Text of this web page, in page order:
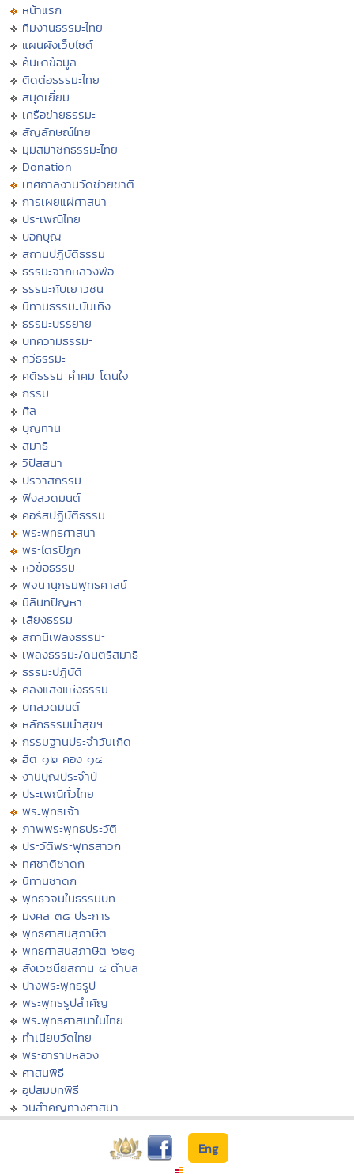
หน้าแรก
ทีมงานธรรมะไทย
แผนผังเว็บไซต์
ค้นหาข้อมูล
ติดต่อธรรมะไทย
สมุดเยี่ยม
เครือข่ายธรรมะ
สัญลักษณ์ไทย
มุมสมาชิกธรรมะไทย
Donation
เทศกาลงานวัดช่วยชาติ
การเผยแผ่ศาสนา
ประเพณีไทย
บอกบุญ
สถานปฏิบัติธรรม
ธรรมะจากหลวงพ่อ
ธรรมะกับเยาวชน
นิทานธรรมะบันเทิง
ธรรมะบรรยาย
บทความธรรมะ
กวีธรรมะ
คติธรรม คำคม โดนใจ
กรรม
ศีล
บุญทาน
สมาธิ
วิปัสสนา
ปริวาสกรรม
ฟังสวดมนต์
คอร์สปฏิบัติธรรม
พระพุทธศาสนา
พระไตรปิฏก
หัวข้อธรรม
พจนานุกรมพุทธศาสน์
มิลินทปัญหา
เสียงธรรม
สถานีเพลงธรรมะ
เพลงธรรมะ/ดนตรีสมาธิ
ธรรมะปฏิบัติ
คลังแสงแห่งธรรม
บทสวดมนต์
หลักธรรมนำสุขฯ
กรรมฐานประจำวันเกิด
ฮีต ๑๒ คอง ๑๔
งานบุญประจำปี
ประเพณีทั่วไทย
พระพุทธเจ้า
ภาพพระพุทธประวัติ
ประวัติพระพุทธสาวก
ทศชาติชาดก
นิทานชาดก
พุทธวจนในธรรมบท
มงคล ๓๘ ประการ
พุทธศาสนสุภาษิต
พุทธศาสนสุภาษิต ๖๒๑
สังเวชนียสถาน ๔ ตำบล
ปางพระพุทธรูป
พระพุทธรูปสำคัญ
พระพุทธศาสนาในไทย
ทำเนียบวัดไทย
พระอารามหลวง
ศาสนพิธี
อุปสมบทพิธี
วันสำคัญทางศาสนา
Eng